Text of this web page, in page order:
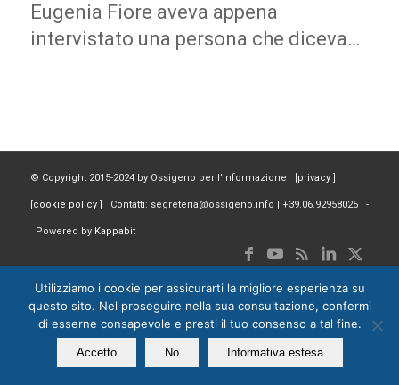
Eugenia Fiore aveva appena
intervistato una persona che diceva…
© Copyright 2015-2024 by Ossigeno per l'informazione [ privacy
cookie policy ] Contatti: segreteria@ossigeno.info | +39.06.92958025 -
Powered by Kappabit
Utilizziamo i cookie per assicurarti la migliore esperienza su
questo sito. Nel proseguire nella sua consultazione, confermi
di esserne consapevole e presti il tuo consenso a tal fine.
Accetto No Informativa estesa